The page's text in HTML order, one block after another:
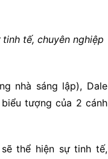
tế, chuyên nghiệp
nhà sáng lập), Dale
tượng của 2 cánh
thể hiện sự tinh tế,